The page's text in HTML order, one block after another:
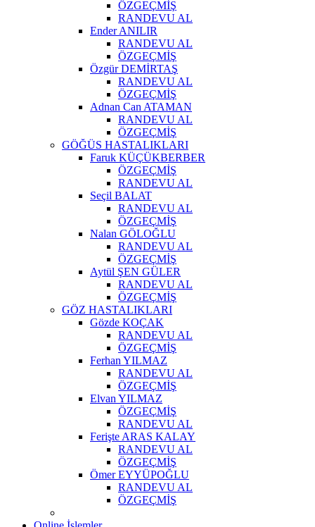
ÖZGEÇMİŞ
RANDEVU AL
Ender ANILIR
RANDEVU AL
ÖZGEÇMİŞ
Özgür DEMİRTAŞ
RANDEVU AL
ÖZGEÇMİŞ
Adnan Can ATAMAN
RANDEVU AL
ÖZGEÇMİŞ
GÖĞÜS HASTALIKLARI
Faruk KÜÇÜKBERBER
ÖZGEÇMİŞ
RANDEVU AL
Seçil BALAT
RANDEVU AL
ÖZGEÇMİŞ
Nalan GÖLOĞLU
RANDEVU AL
ÖZGEÇMİŞ
Aytül ŞEN GÜLER
RANDEVU AL
ÖZGEÇMİŞ
GÖZ HASTALIKLARI
Gözde KOÇAK
RANDEVU AL
ÖZGEÇMİŞ
Ferhan YILMAZ
RANDEVU AL
ÖZGEÇMİŞ
Elvan YILMAZ
ÖZGEÇMİŞ
RANDEVU AL
Ferişte ARAS KALAY
RANDEVU AL
ÖZGEÇMİŞ
Ömer EYYÜPOĞLU
RANDEVU AL
ÖZGEÇMİŞ